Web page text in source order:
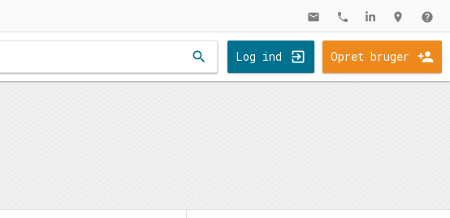
mail phone location_on help
search Log ind Opret bruger